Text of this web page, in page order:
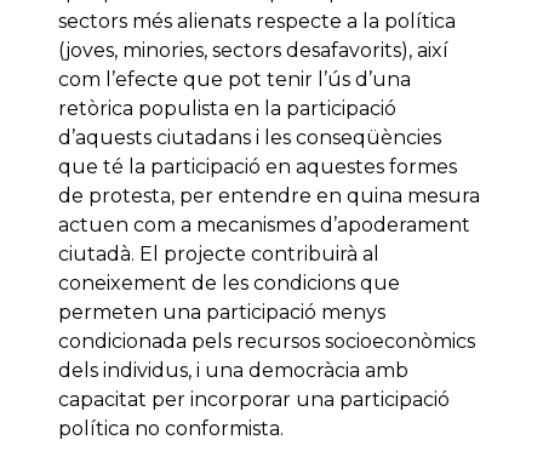
sectors més alienats respecte a la política
(joves, minories, sectors desafavorits), així
com l’efecte que pot tenir l’ús d’una
retòrica populista en la participació
d’aquests ciutadans i les conseqüències
que té la participació en aquestes formes
de protesta, per entendre en quina mesura
actuen com a mecanismes d’apoderament
ciutadà. El projecte contribuirà al
coneixement de les condicions que
permeten una participació menys
condicionada pels recursos socioeconòmics
dels individus, i una democràcia amb
capacitat per incorporar una participació
política no conformista.